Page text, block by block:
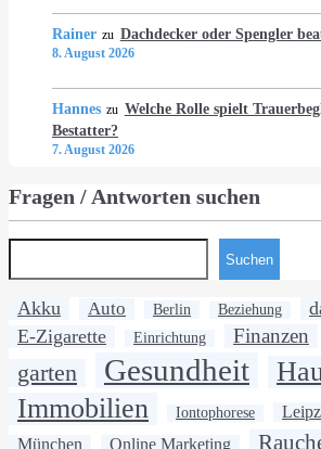
Rainer zu Dachdecker oder Spengler
8. August 2026
Hannes zu Welche Rolle spielt
Bestatter?
7. August 2026
Fragen / Antworten suchen
Suchen
Akku Auto Berlin Beziehung
E-Zigarette
Einrichtung Finanzen
garten Gesundheit
Immobilien Iontophorese
Online Marketing